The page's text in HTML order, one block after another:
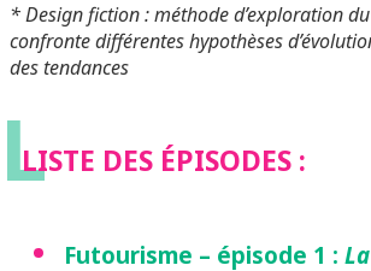
* Design fiction : méthode d’exploration
confronte différentes hypothèses
des tendances
L
LISTE DES ÉPISODES :
Futourisme – épisode 1 : La